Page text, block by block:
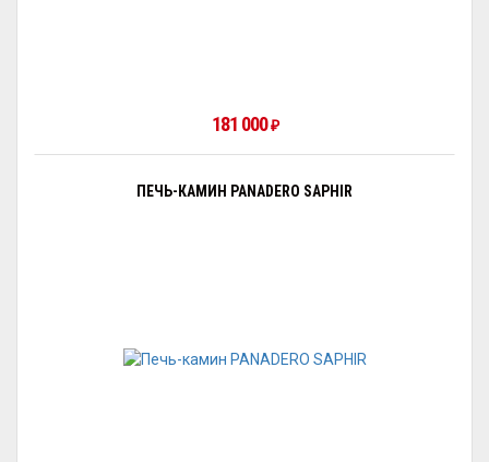
181 000₽
ПЕЧЬ-КАМИН PANADERO SAPHIR